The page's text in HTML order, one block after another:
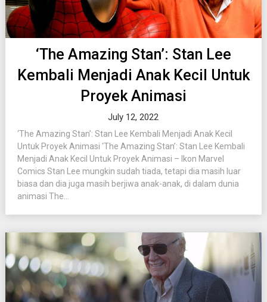
‘The Amazing Stan’: Stan Lee
Kembali Menjadi Anak Kecil Untuk
Proyek Animasi
July 12, 2022
‘The Amazing Stan’: Stan Lee Kembali Menjadi Anak Kecil
Untuk Proyek Animasi ‘The Amazing Stan’: Stan Lee Kembali
Menjadi Anak Kecil Untuk Proyek Animasi – Ikon Marvel
Comics Stan Lee mungkin sudah tiada, tetapi dia masih luar
biasa dan dia juga masih berjiwa anak-anak, di dalam dunia
animasi The...